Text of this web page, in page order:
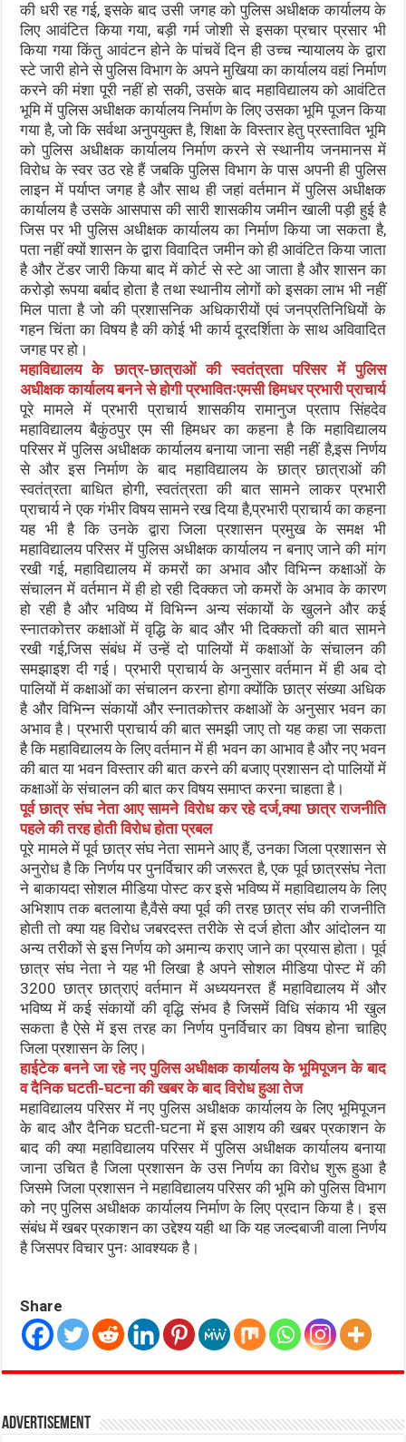
की धरी रह गई, इसके बाद उसी जगह को पुलिस अधीक्षक कार्यालय के
लिए आवंटित किया गया, बड़ी गर्म जोशी से इसका प्रचार प्रसार भी
किया गया किंतु आवंटन होने के पांचवें दिन ही उच्च न्यायालय के द्वारा
स्टे जारी होने से पुलिस विभाग के अपने मुखिया का कार्यालय वहां निर्माण
करने की मंशा पूरी नहीं हो सकी, उसके बाद महाविद्यालय को आवंटित
भूमि में पुलिस अधीक्षक कार्यालय निर्माण के लिए उसका भूमि पूजन किया
गया है, जो कि सर्वथा अनुपयुक्त है, शिक्षा के विस्तार हेतु प्रस्तावित भूमि
को पुलिस अधीक्षक कार्यालय निर्माण करने से स्थानीय जनमानस में
विरोध के स्वर उठ रहे हैं जबकि पुलिस विभाग के पास अपनी ही पुलिस
लाइन में पर्याप्त जगह है और साथ ही जहां वर्तमान में पुलिस अधीक्षक
कार्यालय है उसके आसपास की सारी शासकीय जमीन खाली पड़ी हुई है
जिस पर भी पुलिस अधीक्षक कार्यालय का निर्माण किया जा सकता है,
पता नहीं क्यों शासन के द्वारा विवादित जमीन को ही आवंटित किया जाता
है और टेंडर जारी किया बाद में कोर्ट से स्टे आ जाता है और शासन का
करोड़ो रूपया बर्बाद होता है तथा स्थानीय लोगों को इसका लाभ भी नहीं
मिल पाता है जो की प्रशासनिक अधिकारीयों एवं जनप्रतिनिधियों के
गहन चिंता का विषय है की कोई भी कार्य दूरदर्शिता के साथ अविवादित
जगह पर हो।
महाविद्यालय के छात्र-छात्राओं की स्वतंत्रता परिसर में पुलिस
अधीक्षक कार्यालय बनने से होगी प्रभावितःएमसी हिमधर प्रभारी प्राचार्य
पूरे मामले में प्रभारी प्राचार्य शासकीय रामानुज प्रताप सिंहदेव
महाविद्यालय बैकुंठपुर एम सी हिमधर का कहना है कि महाविद्यालय
परिसर में पुलिस अधीक्षक कार्यालय बनाया जाना सही नहीं है,इस निर्णय
से और इस निर्माण के बाद महाविद्यालय के छात्र छात्राओं की
स्वतंत्रता बाधित होगी, स्वतंत्रता की बात सामने लाकर प्रभारी
प्राचार्य ने एक गंभीर विषय सामने रख दिया है,प्रभारी प्राचार्य का कहना
यह भी है कि उनके द्वारा जिला प्रशासन प्रमुख के समक्ष भी
महाविद्यालय परिसर में पुलिस अधीक्षक कार्यालय न बनाए जाने की मांग
रखी गई, महाविद्यालय में कमरों का अभाव और विभिन्न कक्षाओं के
संचालन में वर्तमान में ही हो रही दिक्कत जो कमरों के अभाव के कारण
हो रही है और भविष्य में विभिन्न अन्य संकायों के खुलने और कई
स्नातकोत्तर कक्षाओं में वृद्धि के बाद और भी दिक्कतों की बात सामने
रखी गई,जिस संबंध में उन्हें दो पालियों में कक्षाओं के संचालन की
समझाइश दी गई। प्रभारी प्राचार्य के अनुसार वर्तमान में ही अब दो
पालियों में कक्षाओं का संचालन करना होगा क्योंकि छात्र संख्या अधिक
है और विभिन्न संकायों और स्नातकोत्तर कक्षाओं के अनुसार भवन का
अभाव है। प्रभारी प्राचार्य की बात समझी जाए तो यह कहा जा सकता
है कि महाविद्यालय के लिए वर्तमान में ही भवन का आभाव है और नए भवन
की बात या भवन विस्तार की बात करने की बजाए प्रशासन दो पालियों में
कक्षाओं के संचालन की बात कर विषय समाप्त करना चाहता है।
पूर्व छात्र संघ नेता आए सामने विरोध कर रहे दर्ज,क्या छात्र राजनीति
पहले की तरह होती विरोध होता प्रबल
पूरे मामले में पूर्व छात्र संघ नेता सामने आए हैं, उनका जिला प्रशासन से
अनुरोध है कि निर्णय पर पुनर्विचार की जरूरत है, एक पूर्व छात्रसंघ नेता
ने बाकायदा सोशल मीडिया पोस्ट कर इसे भविष्य में महाविद्यालय के लिए
अभिशाप तक बतलाया है,वैसे क्या पूर्व की तरह छात्र संघ की राजनीति
होती तो क्या यह विरोध जबरदस्त तरीके से दर्ज होता और आंदोलन या
अन्य तरीकों से इस निर्णय को अमान्य कराए जाने का प्रयास होता। पूर्व
छात्र संघ नेता ने यह भी लिखा है अपने सोशल मीडिया पोस्ट में की
3200 छात्र छात्राएं वर्तमान में अध्ययनरत हैं महाविद्यालय में और
भविष्य में कई संकायों की वृद्धि संभव है जिसमें विधि संकाय भी खुल
सकता है ऐसे में इस तरह का निर्णय पुनर्विचार का विषय होना चाहिए
जिला प्रशासन के लिए।
हाईटेक बनने जा रहे नए पुलिस अधीक्षक कार्यालय के भूमिपूजन के बाद
व दैनिक घटती-घटना की खबर के बाद विरोध हुआ तेज
महाविद्यालय परिसर में नए पुलिस अधीक्षक कार्यालय के लिए भूमिपूजन
के बाद और दैनिक घटती-घटना में इस आशय की खबर प्रकाशन के
बाद की क्या महाविद्यालय परिसर में पुलिस अधीक्षक कार्यालय बनाया
जाना उचित है जिला प्रशासन के उस निर्णय का विरोध शुरू हुआ है
जिसमे जिला प्रशासन ने महाविद्यालय परिसर की भूमि को पुलिस विभाग
को नए पुलिस अधीक्षक कार्यालय निर्माण के लिए प्रदान किया है। इस
संबंध में खबर प्रकाशन का उद्देश्य यही था कि यह जल्दबाजी वाला निर्णय
है जिसपर विचार पुनः आवश्यक है।
Share
Advertisement